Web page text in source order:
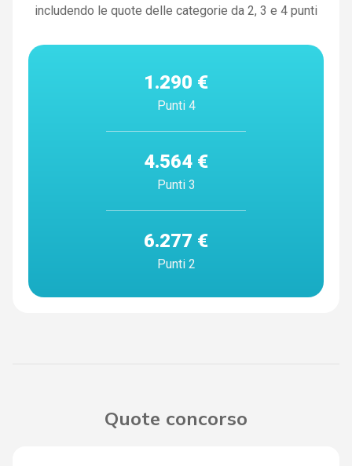
includendo le quote delle categorie da 2, 3 e 4 punti
1.290 €
Punti 4
4.564 €
Punti 3
6.277 €
Punti 2
Quote concorso